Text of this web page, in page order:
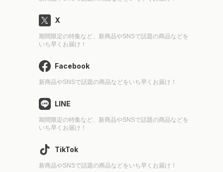
X
期間限定の特集など、新商品やSNSで話題の商品などを
いち早くお届け！
Facebook
新商品やSNSで話題の商品などをいち早くお届け！
LINE
期間限定の特集など、新商品やSNSで話題の商品などを
いち早くお届け！
TikTok
新商品やSNSで話題の商品などをいち早くお届け！